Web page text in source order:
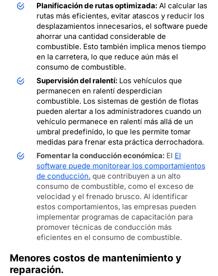
Planificación de rutas optimizada: Al calcular las
rutas más eficientes, evitar atascos y reducir los
desplazamientos innecesarios, el software puede
ahorrar una cantidad considerable de
combustible. Esto también implica menos tiempo
en la carretera, lo que reduce aún más el
consumo de combustible.
Supervisión del ralentí: Los vehículos que
permanecen en ralentí desperdician
combustible. Los sistemas de gestión de flotas
pueden alertar a los administradores cuando un
vehículo permanece en ralentí más allá de un
umbral predefinido, lo que les permite tomar
medidas para frenar esta práctica derrochadora.
Fomentar la conducción económica: El El
software puede monitorear los comportamientos
de conducción. que contribuyen a un alto
consumo de combustible, como el exceso de
velocidad y el frenado brusco. Al identificar
estos comportamientos, las empresas pueden
implementar programas de capacitación para
promover técnicas de conducción más
eficientes en el consumo de combustible.
Menores costos de mantenimiento y
reparación.